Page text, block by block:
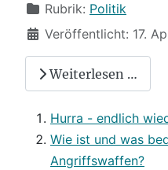
Rubrik: Politik
Veröffentlicht: 17.
Weiterlesen …
Hurra - endlich
Wie ist und was
Angriffswaffen?